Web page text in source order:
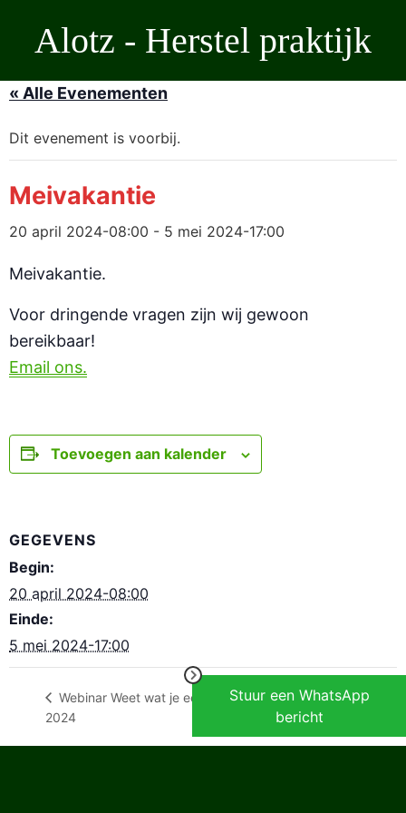
Alotz - Herstel praktijk
« Alle Evenementen
Dit evenement is voorbij.
Meivakantie
20 april 2024-08:00 - 5 mei 2024-17:00
Meivakantie.
Voor dringende vragen zijn wij gewoon
bereikbaar!
Email ons.
Toevoegen aan kalender
GEGEVENS
Begin:
20 april 2024-08:00
Einde:
5 mei 2024-17:00
Webinar Weet wat je eet 19 april
2024
Week van de teek
2024
Stuur een WhatsApp
bericht